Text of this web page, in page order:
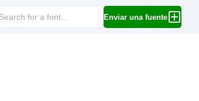
Enviar una fuente